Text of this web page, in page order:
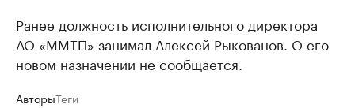
Ранее должность исполнительного директора
АО «ММТП» занимал Алексей Рыкованов. О его
новом назначении не сообщается.
АвторыТеги